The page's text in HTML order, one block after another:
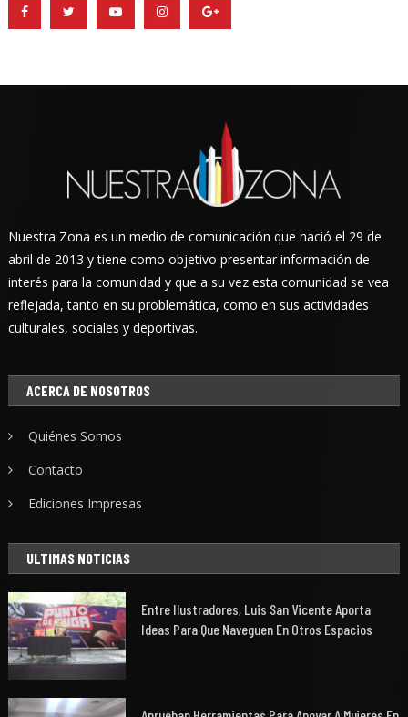
Nuestra Zona es un medio de comunicación que nació el 29 de
abril de 2013 y tiene como objetivo presentar información de
interés para la comunidad y que a su vez esta comunidad se vea
reflejada, tanto en su problemática, como en sus actividades
culturales, sociales y deportivas.
ACERCA DE NOSOTROS
Quiénes Somos
Contacto
Ediciones Impresas
ULTIMAS NOTICIAS
Entre Ilustradores, Luis San Vicente Aporta
Ideas Para Que Naveguen En Otros Espacios